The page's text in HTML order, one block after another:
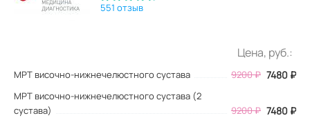
551 отзыв
Цена, руб.:
МРТ височно-нижнечелюстного сустава 9200₽ 7480 ₽
МРТ височно-нижнечелюстного сустава (2
сустава)
9200 ₽ 7480 ₽